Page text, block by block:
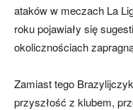
ataków w meczach La
roku pojawiały się
okolicznościach
Zamiast tego
przyszłość z klubem,